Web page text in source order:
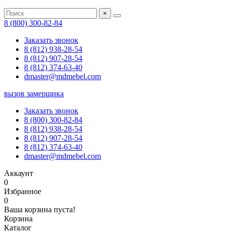
×
8 (800) 300-82-84
Заказать звонок
8 (812) 938-28-54
8 (812) 907-28-54
8 (812) 374-63-40
dmaster@mdmebel.com
вызов замерщика
Заказать звонок
8 (800) 300-82-84
8 (812) 938-28-54
8 (812) 907-28-54
8 (812) 374-63-40
dmaster@mdmebel.com
Аккаунт
0
Избранное
0
Ваша корзина пуста!
Корзина
Каталог